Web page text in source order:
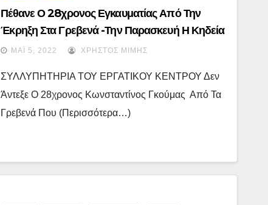
Πέθανε Ο 28χρονος Εγκαυματίας Από Την
Έκρηξη Στα Γρεβενά -Την Παρασκευή Η Κηδεία
ΜΆΙ 5, 2022 ΧΡΉΣΤΟΣ ΜΊΜΗΣ
ΣΥΛΛΥΠΗΤΗΡΙΑ ΤΟΥ ΕΡΓΑΤΙΚΟΥ ΚΕΝΤΡΟΥ Δεν
Άντεξε Ο 28χρονος Κωνσταντίνος Γκούμας Από Τα
Γρεβενά Που (περισσότερα…)